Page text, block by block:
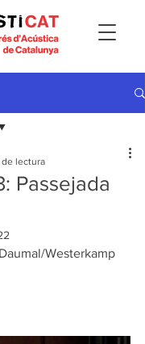
Passejada
lectura
Westerkamp